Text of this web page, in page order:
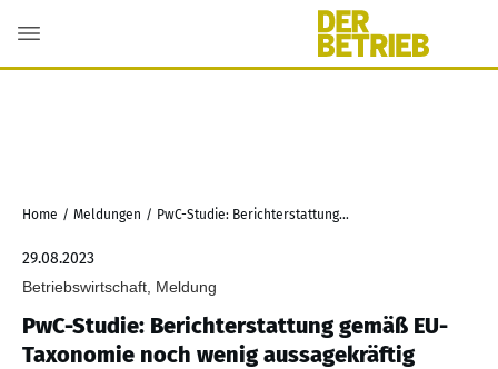
Home / Meldungen / PwC-Studie: Berichterstattung gemäß EU-Taxonomie noch wenig aussagekräftig
29.08.2023
Betriebswirtschaft, Meldung
PwC-Studie: Berichterstattung gemäß EU-
Taxonomie noch wenig aussagekräftig